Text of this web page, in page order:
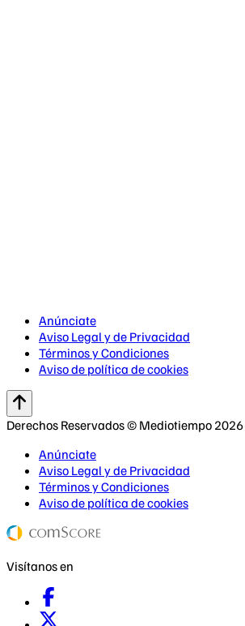
Anúnciate
Aviso Legal y de Privacidad
Términos y Condiciones
Aviso de política de cookies
Derechos Reservados © Mediotiempo 2026
Anúnciate
Aviso Legal y de Privacidad
Términos y Condiciones
Aviso de política de cookies
Visítanos en